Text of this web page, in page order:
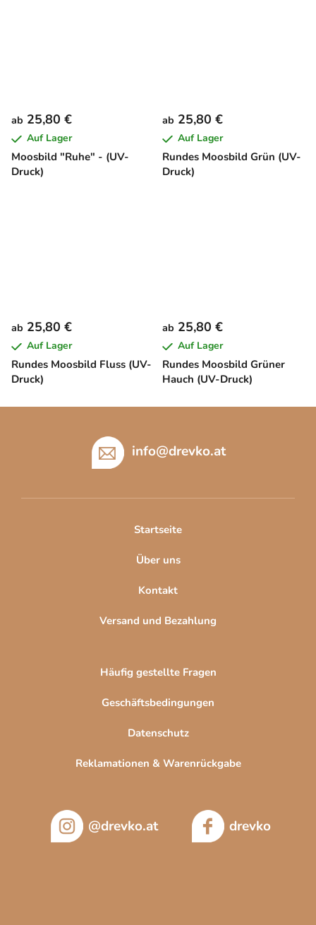
Moosbild "Ruhe" - (UV-
Druck)
ab 25,80 €
Auf Lager
Rundes Moosbild Grün (UV-
Druck)
ab 25,80 €
Auf Lager
Rundes Moosbild Fluss (UV-
Druck)
ab 25,80 €
Auf Lager
Rundes Moosbild Grüner
Hauch (UV-Druck)
ab 25,80 €
Auf Lager
info@drevko.at
Startseite
Über uns
Kontakt
Versand und Bezahlung
Häufig gestellte Fragen
Geschäftsbedingungen
Datenschutz
Reklamationen & Warenrückgabe
@drevko.at drevko